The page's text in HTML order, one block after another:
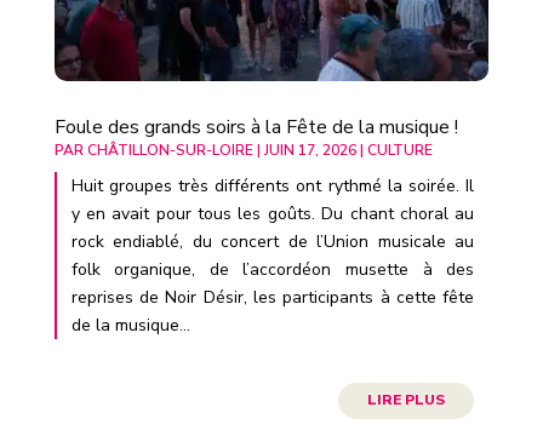
Foule des grands soirs à la Fête de la musique !
PARCHÂTILLON-SUR-LOIRE|JUIN 17, 2026| CULTURE
Huit groupes très différents ont rythmé la soirée. Il
y en avait pour tous les goûts. Du chant choral au
rock endiablé, du concert de l’Union musicale au
folk organique, de l’accordéon musette à des
reprises de Noir Désir, les participants à cette fête
de la musique...
LIRE PLUS